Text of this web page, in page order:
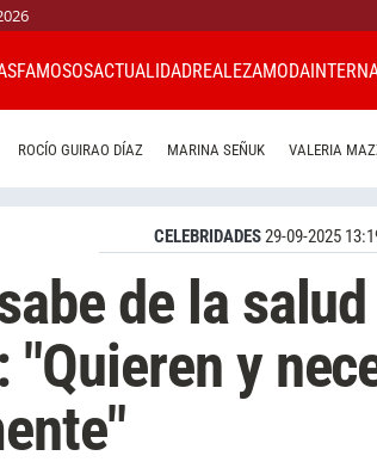
FAMOSOSACTUALIDADREALEZAMODA
ROCÍO GUIRAO DÍAZ MARINA SEÑUK VALERIA
CELEBRIDADES29-09-2025
de la
"Quieren y